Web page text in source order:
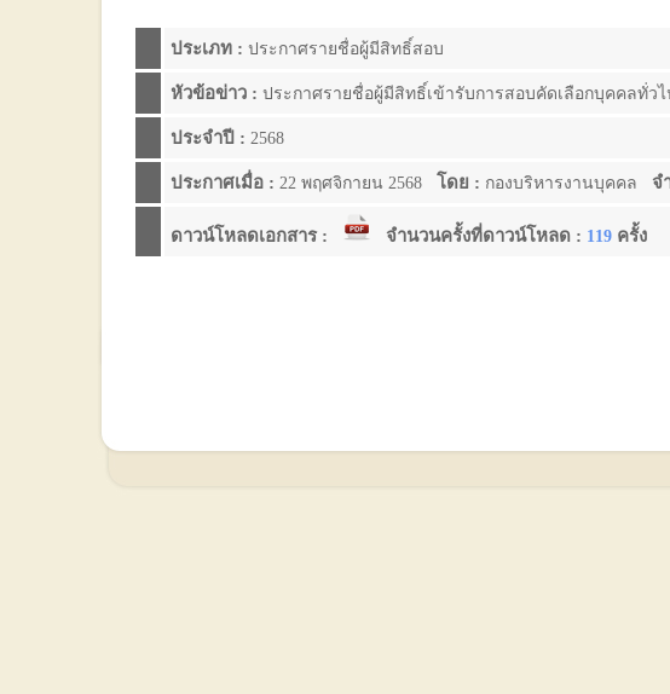
ประเภท : ประกาศรายชื่อผู้มีสิทธิ์สอบ
หัวข้อข่าว : ประกาศรายชื่อผู้มีสิทธิ์เข้ารับการสอบคัดเลือกบุคคลทั่ว
ประจำปี : 2568
ประกาศเมื่อ : 22 พฤศจิกายน 2568 โดย : กองบริหารงานบุคคล จ
ดาวน์โหลดเอกสาร : จำนวนครั้งที่ดาวน์โหลด : 119 ครั้ง